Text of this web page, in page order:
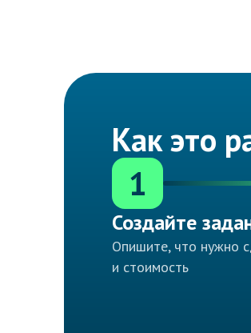
Как это
1
Создайте
Опишите, что нужно
и стоимость